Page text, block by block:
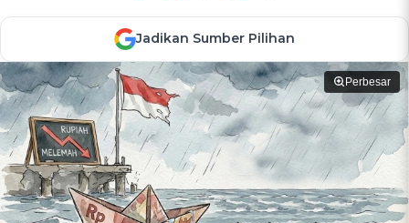
Jadikan Sumber Pilihan
Perbesar